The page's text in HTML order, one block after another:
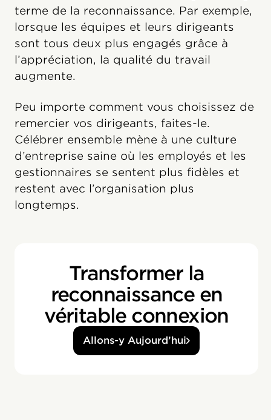
terme de la reconnaissance. Par exemple,
lorsque les équipes et leurs dirigeants
sont tous deux plus engagés grâce à
l’appréciation, la qualité du travail
augmente.
Peu importe comment vous choisissez de
remercier vos dirigeants, faites-le.
Célébrer ensemble mène à une culture
d’entreprise saine où les employés et les
gestionnaires se sentent plus fidèles et
restent avec l’organisation plus
longtemps.
Transformer la
reconnaissance en
véritable connexion
Allons-y Aujourd’hui